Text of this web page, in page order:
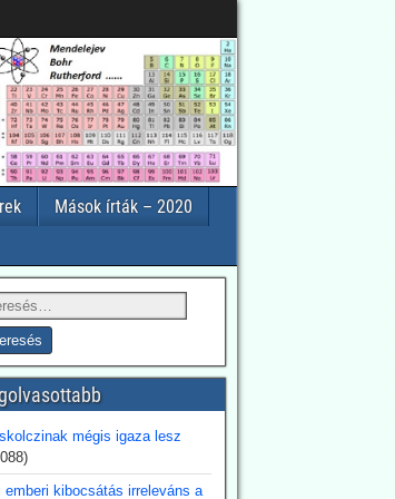
Mások írták – 2020
mégis igaza lesz
emberi kibocsátás irreleváns a